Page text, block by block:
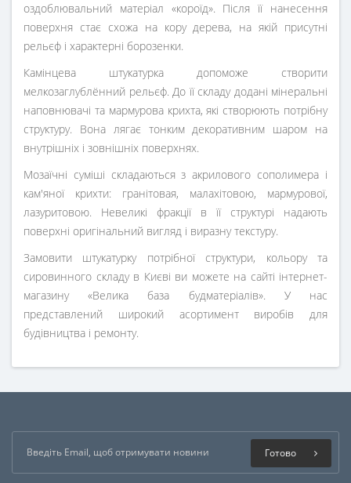
оздоблювальний матеріал «короїд». Після її нанесення
поверхня стає схожа на кору дерева, на якій присутні
рельєф і характерні борозенки.
Камінцева штукатурка допоможе створити
мелкозаглублённий рельєф. До її складу додані мінеральні
наповнювачі та мармурова крихта, які створюють потрібну
структуру. Вона лягає тонким декоративним шаром на
внутрішніх і зовнішніх поверхнях.
Мозаїчні суміші складаються з акрилового сополимера і
кам'яної крихти: гранітовая, малахітовою, мармурової,
лазуритовою. Невеликі фракції в її структурі надають
поверхні оригінальний вигляд і виразну текстуру.
Замовити штукатурку потрібної структури, кольору та
сировинного складу в Києві ви можете на сайті інтернет-
магазину «Велика база будматеріалів». У нас
представлений широкий асортимент виробів для
будівництва і ремонту.
Готово